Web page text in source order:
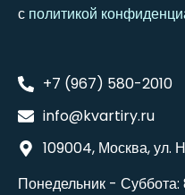
с политикой
+7 (967) 580-2010
info@kvartiry.ru
109004, Москва, ул.
Понедельник -